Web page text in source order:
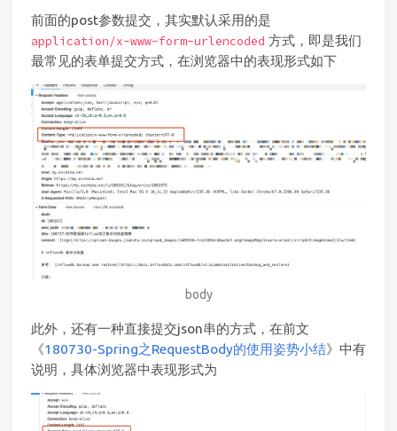
前面的post参数提交，其实默认采用的是
application/x-www-form-urlencoded 方式，即是我们
最常见的表单提交方式，在浏览器中的表现形式如下
body
此外，还有一种直接提交json串的方式，在前文
《180730-Spring之RequestBody的使用姿势小结》中有
说明，具体浏览器中表现形式为